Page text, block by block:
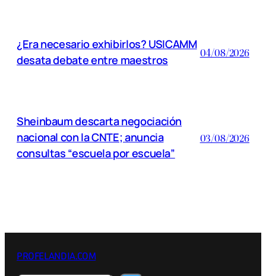
¿Era necesario exhibirlos? USICAMM
desata debate entre maestros
04/08/2026
Sheinbaum descarta negociación
nacional con la CNTE; anuncia
consultas “escuela por escuela”
03/08/2026
PROFELANDIA.COM